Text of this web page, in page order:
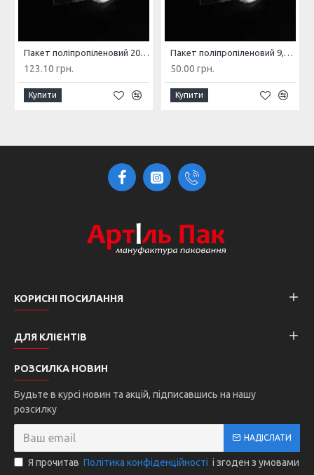
123.10 грн.
Купити
50.00 грн.
Купити
КОРИСНІ ПОСИЛАННЯ
ДЛЯ КЛІЄНТІВ
РОЗСИЛКА НОВИН
Будьте в курсі новин та акцій, підписавшись на нашу
розсилку
НАДІСЛАТИ
Я прочитав Політика конфіденційності і згоден з умовами